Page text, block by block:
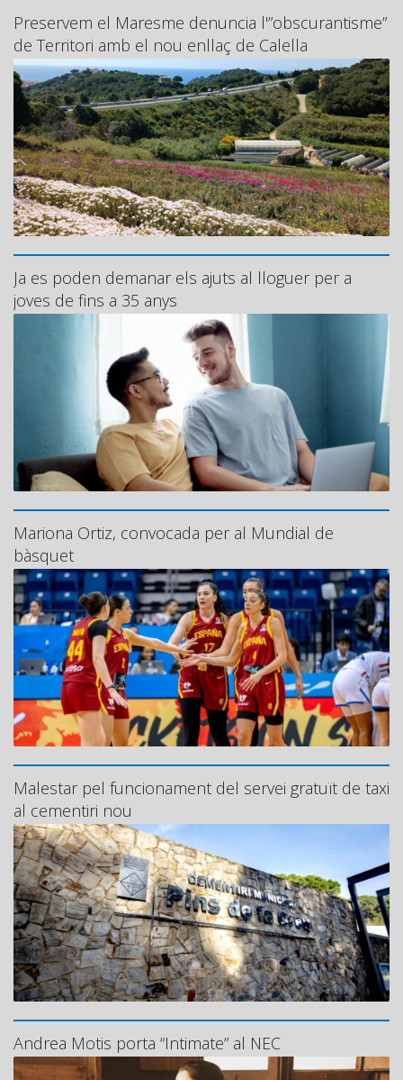
Preservem el Maresme denuncia l'”obscurantisme”
de Territori amb el nou enllaç de Calella
Ja es poden demanar els ajuts al lloguer per a
joves de fins a 35 anys
Mariona Ortiz, convocada per al Mundial de
bàsquet
Malestar pel funcionament del servei gratuït de taxi
al cementiri nou
Andrea Motis porta “Intimate” al NEC